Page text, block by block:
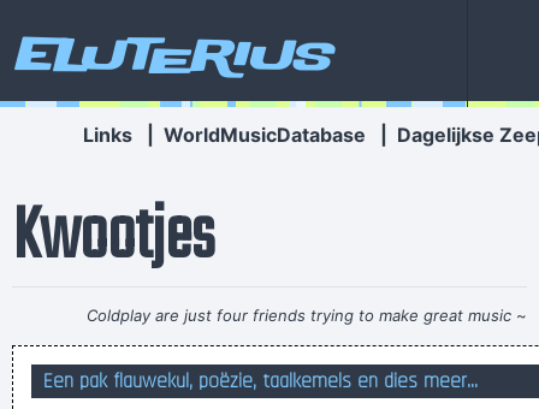
Eluterius
Links WorldMusicDatabase Dagelijkse
Kwootjes
Coldplay are just four friends trying to make great music ~
Will Champion
De ongestelde vraag vloog door het klaslokaal
Een pak flauwekul, poëzie, taalkemels en dies meer...